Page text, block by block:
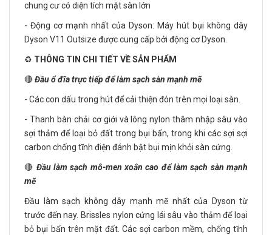
chung cư có diện tích mặt sàn lớn​
- Động cơ mạnh nhất của Dyson: Máy hút bụi không dây
Dyson V11 Outsize được cung cấp bởi động cơ Dyson.
♻️ THÔNG TIN CHI TIẾT VỀ SẢN PHẨM
🔴Đầu ổ đĩa trực tiếp để làm sạch sàn mạnh mẽ
- Các con dấu trong hút để cải thiện đón trên mọi loại sàn.
- Thanh bàn chải cơ giới và lông nylon thâm nhập sâu vào
sợi thảm để loại bỏ đất trong bụi bẩn, trong khi các sợi sợi
carbon chống tĩnh điện đánh bật bụi mịn khỏi sàn cứng.
🔴 Đầu làm sạch mô-men xoắn cao để làm sạch sàn mạnh
mẽ
Đầu làm sạch không dây mạnh mẽ nhất của Dyson từ
trước đến nay. Brissles nylon cứng lái sâu vào thảm để loại
bỏ bụi bẩn trên mặt đất. Các sợi carbon mềm, chống tĩnh